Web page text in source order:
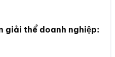
giải thể doanh nghiệp: